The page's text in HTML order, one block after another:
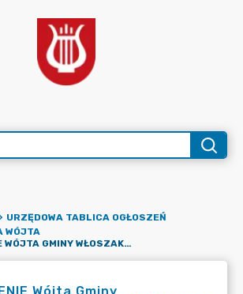
URZĘDOWA TABLICA OGŁOSZEŃ
WÓJTA
OBWIESZCZENIE WÓJTA GMINY WŁOSZAKOWICE O WYŁOŻENIU DO PUBLICZNEGO WGLĄDU PROJEKTU MIEJSCOWEGO PLANU ZAGOSPODAROWANIA PRZESTRZENNEGO CZĘŚCI TERENÓW POŁOŻONYCH W OBRĘBIE GEODEZYJNYM GROTNIKI, GMINA WŁOSZAKOWICE.